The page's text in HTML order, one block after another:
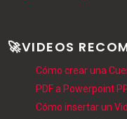
🚀VIDEOS
Cómo crear una
PDF a Powerpoint
Cómo insertar un